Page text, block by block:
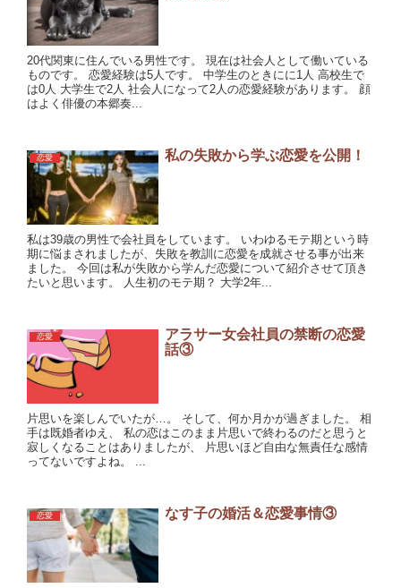
20代関東に住んでいる男性です。 現在は社会人として働いている
ものです。 恋愛経験は5人です。 中学生のときにに1人 高校生で
は0人 大学生で2人 社会人になって2人の恋愛経験があります。 顔
はよく俳優の本郷奏...
恋愛 私の失敗から学ぶ恋愛を公開！
私は39歳の男性で会社員をしています。 いわゆるモテ期という時
期に悩まされましたが、失敗を教訓に恋愛を成就させる事が出来
ました。 今回は私が失敗から学んだ恋愛について紹介させて頂き
たいと思います。 人生初のモテ期？ 大学2年...
恋愛
アラサー女会社員の禁断の恋愛
話③
片思いを楽しんでいたが…。 そして、何か月かが過ぎました。 相
手は既婚者ゆえ、 私の恋はこのまま片思いで終わるのだと思うと
寂しくなることはありましたが、 片思いほど自由な無責任な感情
ってないですよね。 ...
恋愛 なす子の婚活＆恋愛事情③